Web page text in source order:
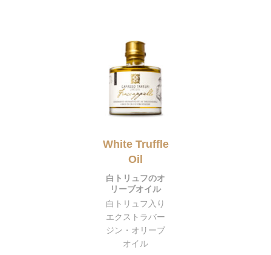
White Truffle
Oil
白トリュフのオ
リーブオイル
白トリュフ入り
エクストラバー
ジン・オリーブ
オイル